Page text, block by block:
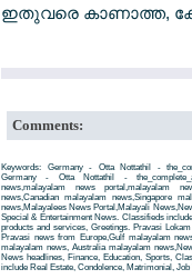
ഇതുവരെ കാണാത്ത,
Comments:
Keywords: Germany - Otta Nottathil -
Germany - Otta Nottathil -
news,malayalam news portal,malayalam
news,Canadian malayalam news,Singapore
news,Malayalees News Portal,Malayali
Special & Entertainment News. Classifieds
products and services, Greetings. Pravasi
Pravasi news from Europe,Gulf malayalam
malayalam news, Australia malayalam
News headlines, Finance, Education, Sports,
include Real Estate, Condolence, Matrimonial,